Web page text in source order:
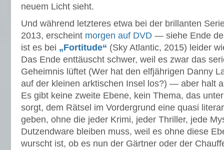
neuem Licht sieht.
Und während letzteres etwa bei der brillanten
2013, erscheint morgen auf DVD — siehe Ende
ist es bei „Fortitude“ (Sky Atlantic, 2015) leider
Das Ende enttäuscht schwer, weil es zwar das
Geheimnis lüftet (Wer hat den elfjährigen Danny
auf der kleinen arktischen Insel los?) — aber halt
Es gibt keine zweite Ebene, kein Thema, das
sorgt, dem Rätsel im Vordergrund eine quasi
geben, ohne die jeder Krimi, jeder Thriller, jede
Dutzendware bleiben muss, weil es ohne diese
wurscht ist, ob es nun der Gärtner oder der